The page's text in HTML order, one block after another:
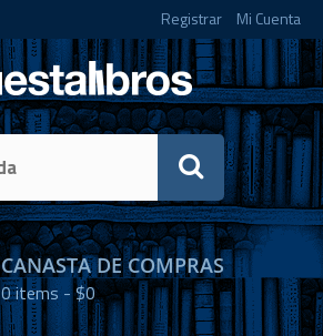
Registrar Mi Cuenta
CANASTA DE COMPRAS
0items -$0